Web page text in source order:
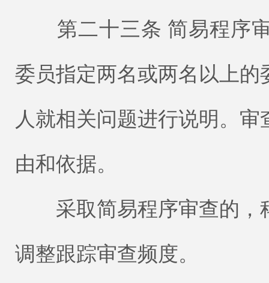
第二十三条 简易程序审
委员指定两名或两名以上
人就相关问题进行说明。
由和依据。
采取简易程序审查的，
调整跟踪审查频度。